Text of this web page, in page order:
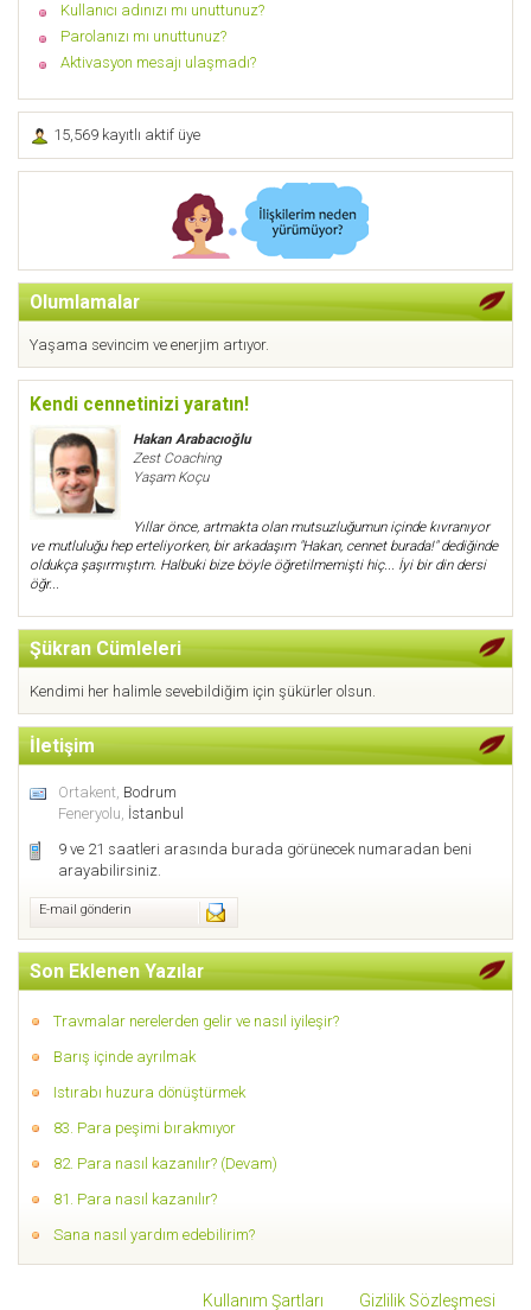
Kullanıcı adınızı mı unuttunuz?
Parolanızı mı unuttunuz?
Aktivasyon mesajı ulaşmadı?
15,569 kayıtlı aktif üye
Olumlamalar
Yaşama sevincim ve enerjim artıyor.
Kendi cennetinizi yaratın!
Hakan Arabacıoğlu
Zest Coaching
Yaşam Koçu
Yıllar önce, artmakta olan mutsuzluğumun içinde kıvranıyor
ve mutluluğu hep erteliyorken, bir arkadaşım "Hakan, cennet burada!" dediğinde
oldukça şaşırmıştım. Halbuki bize böyle öğretilmemişti hiç... İyi bir din dersi
öğr...
Şükran Cümleleri
Kendimi her halimle sevebildiğim için şükürler olsun.
İletişim
Ortakent, Bodrum
Feneryolu, İstanbul
9 ve 21 saatleri arasında burada görünecek numaradan beni
arayabilirsiniz.
E-mail gönderin
Son Eklenen Yazılar
Travmalar nerelerden gelir ve nasıl iyileşir?
Barış içinde ayrılmak
Istırabı huzura dönüştürmek
83. Para peşimi bırakmıyor
82. Para nasıl kazanılır? (Devam)
81. Para nasıl kazanılır?
Sana nasıl yardım edebilirim?
Gizlilik Sözleşmesi
Kullanım Şartları